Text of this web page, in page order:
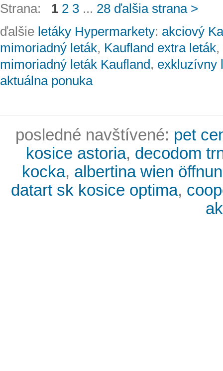
Strana: 1 2 3 ... 28 ďalšia strana >
ďalšie letáky Hypermarkety: akciový
mimoriadný leták, Kaufland extra leták,
mimoriadný leták Kaufland, exkluzívny
aktuálna ponuka
posledné navštívené: pet
kosice astoria, decodom
kocka, albertina wien
datart sk kosice optima,